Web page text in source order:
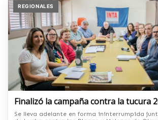
REGIONALES
Finalizó la campaña contra la tucura
Se lleva adelante en forma ininterrumpida